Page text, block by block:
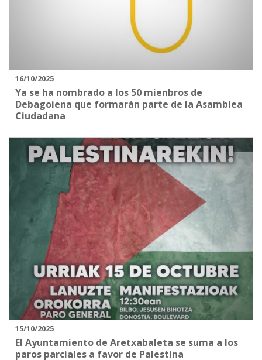
16/10/2025
Ya se ha nombrado a los 50 mienbros de
Debagoiena que formarán parte de la Asamblea
Ciudadana
15/10/2025
El Ayuntamiento de Aretxabaleta se suma a los
paros parciales a favor de Palestina